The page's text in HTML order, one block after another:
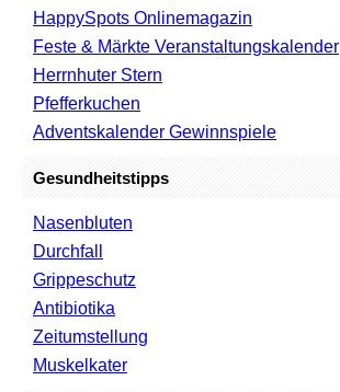
HappySpots Onlinemagazin
Feste & Märkte Veranstaltungskalender
Herrnhuter Stern
Pfefferkuchen
Adventskalender Gewinnspiele
Gesundheitstipps
Nasenbluten
Durchfall
Grippeschutz
Antibiotika
Zeitumstellung
Muskelkater